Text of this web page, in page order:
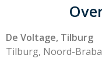
De Voltage, Tilburg
Tilburg, Noord-